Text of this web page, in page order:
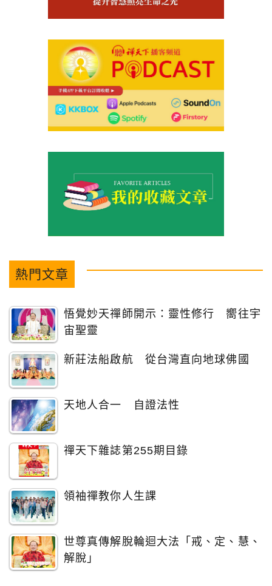
熱門文章
悟覺妙天禪師開示：靈性修行 嚮往宇
宙聖靈
新莊法船啟航 從台灣直向地球佛國
天地人合一 自證法性
禪天下雜誌第255期目錄
領袖禪教你人生課
世尊真傳解脫輪迴大法「戒、定、慧、
解脫」